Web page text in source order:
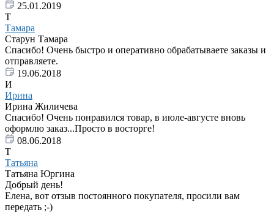
25.01.2019
Т
Тамара
Старун Тамара
Спасибо! Очень быстро и оперативно обрабатываете заказы и
отправляете.
19.06.2018
И
Ирина
Ирина Жиличева
Спасибо! Очень понравился товар, в июле-августе вновь
оформлю заказ...Просто в восторге!
08.06.2018
Т
Татьяна
Татьяна Юргина
Добрый день!
Елена, вот отзыв постоянного покупателя, просили вам
передать ;-)